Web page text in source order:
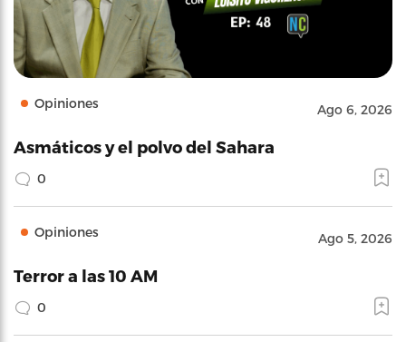
Opiniones Ago 6, 2026
Asmáticos y el polvo del Sahara
0
Opiniones Ago 5, 2026
Terror a las 10 AM
0